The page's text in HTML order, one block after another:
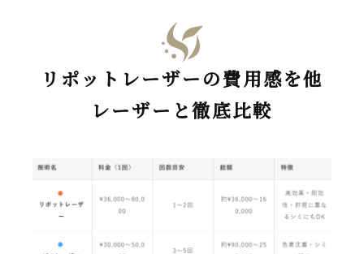
リポットレーザーの費用感を他
レーザーと徹底比較